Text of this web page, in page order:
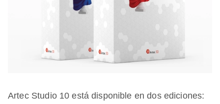
Artec Studio 10 está disponible en dos ediciones: